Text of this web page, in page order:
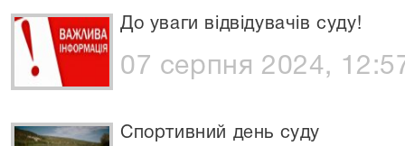
До уваги відвідувачів суду!
07 серпня 2024,
Спортивний день суду